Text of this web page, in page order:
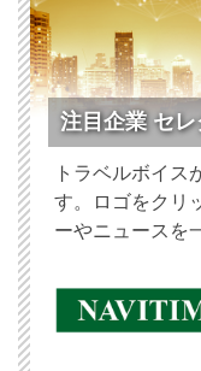
注目企業 セレ
トラベルボイス
す。ロゴをクリ
ーやニュースを